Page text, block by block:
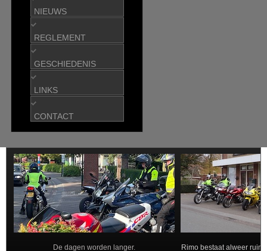
NIEUWS
REGLEMENT
GESCHIEDENIS
LINKS
CONTACT
De dagen worden langer.
Rimo bestaat alweer